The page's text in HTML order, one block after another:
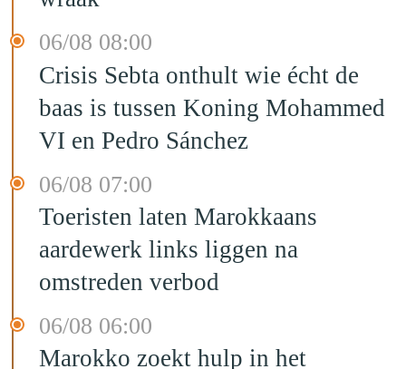
06/08 08:00
Crisis Sebta onthult wie écht de
baas is tussen Koning Mohammed
VI en Pedro Sánchez
06/08 07:00
Toeristen laten Marokkaans
aardewerk links liggen na
omstreden verbod
06/08 06:00
Marokko zoekt hulp in het